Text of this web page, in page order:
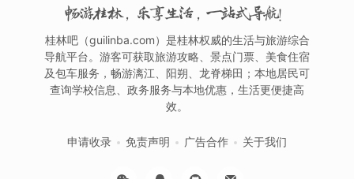
畅游桂林，乐享生活，一站式导航！
桂林吧（guilinba.com）是桂林权威的生活与旅游综合
导航平台。游客可获取旅游攻略、景点门票、美食住宿
及包车服务，畅游漓江、阳朔、龙脊梯田；本地居民可
查询学校信息、政务服务与本地优惠，生活更便捷高
效。
申请收录 免责声明 广告合作 关于我们